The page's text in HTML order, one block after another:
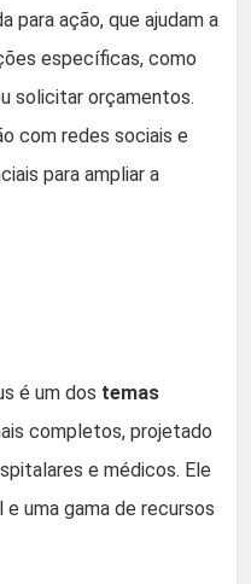
para ação, que ajudam a
específicas, como
solicitar orçamentos.
com redes sociais e
para ampliar a
é um dos temas
completos, projetado
e médicos. Ele
uma gama de recursos